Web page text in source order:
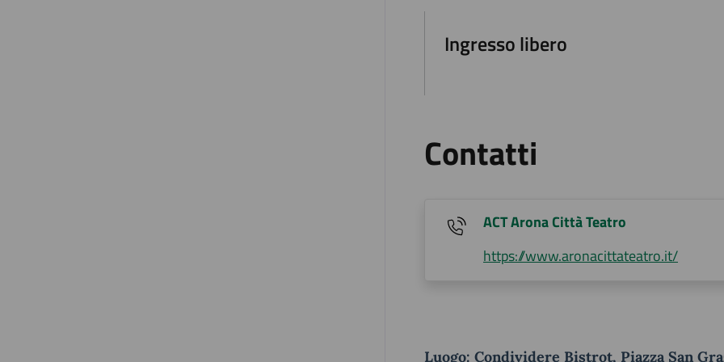
Ingresso libero
Contatti
ACT Arona Città Teatro
https://www.aronacittateatro.it/
Luogo: Condividere Bistrot, Piazza San